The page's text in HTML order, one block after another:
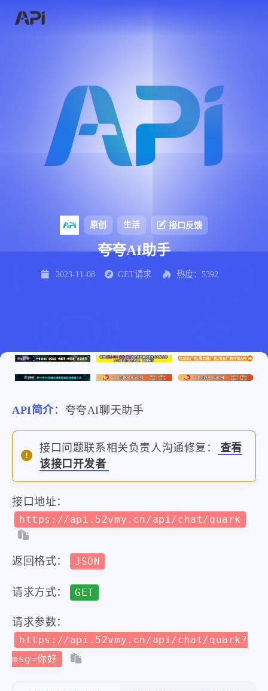
原创 生活 接口反馈
夸夸AI助手
2023-11-08 GET请求 热度：5392
API简介：夸夸AI聊天助手
接口问题联系相关负责人沟通修复：
查看
该接口开发者
接口地址：
https://api.52vmy.cn/api/chat/quark
返回格式： JSON
请求方式： GET
请求参数：
https://api.52vmy.cn/api/chat/quark?
msg=你好